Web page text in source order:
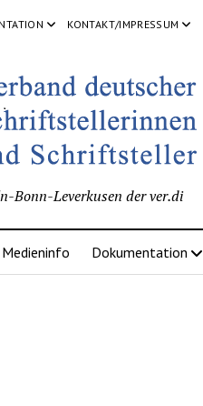
KONTAKT/IMPRESSUM
Bonn-Leverkusen der ver.di
Medieninfo Dokumentation